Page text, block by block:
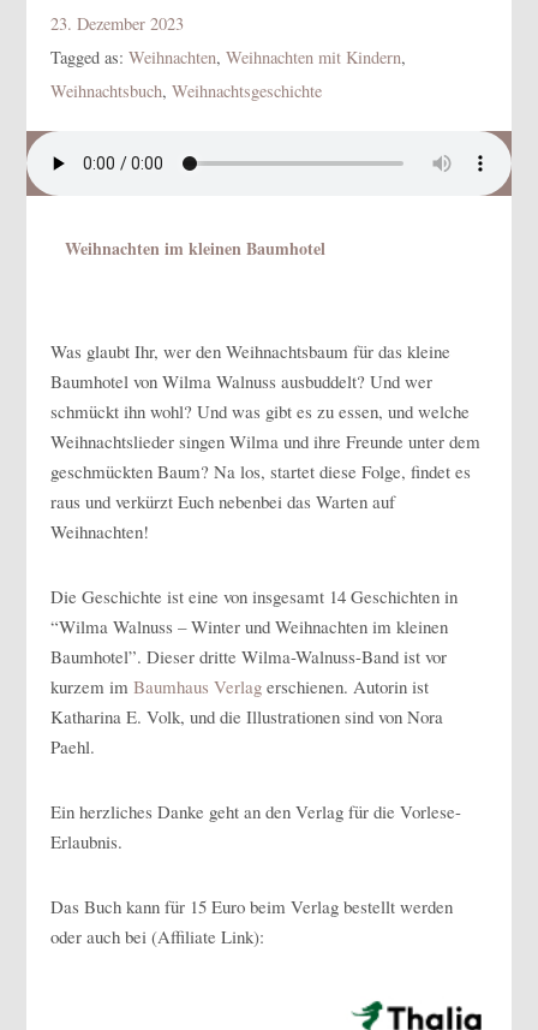
23. Dezember 2023
Tagged as:Weihnachten,Weihnachten mit Kindern,
Weihnachtsbuch,Weihnachtsgeschichte
Weihnachten im kleinen Baumhotel
Was glaubt Ihr, wer den Weihnachtsbaum für das kleine
Baumhotel von Wilma Walnuss ausbuddelt? Und wer
schmückt ihn wohl? Und was gibt es zu essen, und welche
Weihnachtslieder singen Wilma und ihre Freunde unter dem
geschmückten Baum? Na los, startet diese Folge, findet es
raus und verkürzt Euch nebenbei das Warten auf
Weihnachten!
Die Geschichte ist eine von insgesamt 14 Geschichten in
“Wilma Walnuss – Winter und Weihnachten im kleinen
Baumhotel”. Dieser dritte Wilma-Walnuss-Band ist vor
kurzem imBaumhaus Verlag erschienen. Autorin ist
Katharina E. Volk, und die Illustrationen sind von Nora
Paehl.
Ein herzliches Danke geht an den Verlag für die Vorlese-
Erlaubnis.
Das Buch kann für 15 Euro beim Verlag bestellt werden
oder auch bei (Affiliate Link):